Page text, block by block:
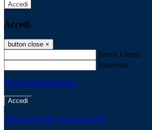
Accedi
Accedi
button close ×
Nome Utente
Password
Password dimenticata?
-
Entra con SPID Entra con CIE